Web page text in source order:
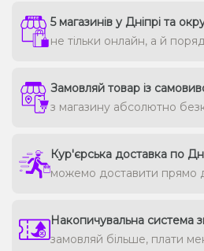
5 магазинів у Дніпрі та
не тільки онлайн, а й
Замовляй товар із
з магазину абсолютно
Кур'єрська доставка по
можемо доставити прямо
Накопичувальна система
замовляй більше, плати